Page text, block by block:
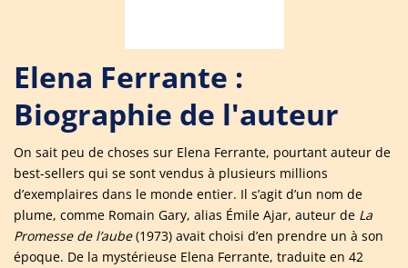
Elena Ferrante :
Biographie de l'auteur
On sait peu de choses sur Elena Ferrante, pourtant auteur de
best-sellers qui se sont vendus à plusieurs millions
d’exemplaires dans le monde entier. Il s’agit d’un nom de
plume, comme Romain Gary, alias Émile Ajar, auteur de La
Promesse de l’aube(1973) avait choisi d’en prendre un à son
époque. De la mystérieuse Elena Ferrante, traduite en 42